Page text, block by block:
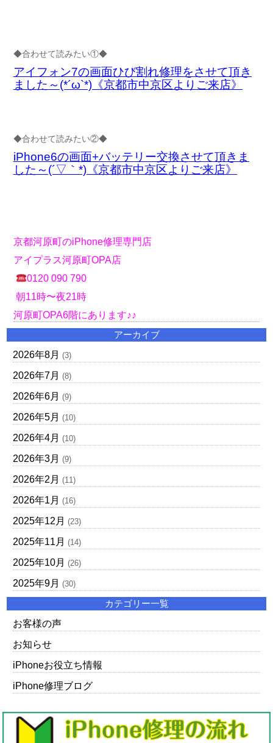
◆合わせて読みたい①◆
アイフォン7の画面ひび割れ修理をさせて頂き
ました～(*´ω`*)《京都市中京区よりご来店》
◆合わせて読みたい②◆
iPhone6の画面+バッテリー交換させて頂きま
した～(´▽｀*)《京都市中京区よりご来店》
京都河原町のiPhone修理専門店
アイプラス河原町OPA店
0120 090 790
朝11時〜夜21時
河原町OPA6階にあります♪♪
アーカイブ
2026年8月 (3)
2026年7月 (8)
2026年6月 (9)
2026年5月 (10)
2026年4月 (10)
2026年3月 (9)
2026年2月 (11)
2026年1月 (16)
2025年12月 (23)
2025年11月 (14)
2025年10月 (26)
2025年9月 (30)
カテゴリー一覧
お客様の声
お知らせ
iPhoneお役立ち情報
iPhone修理ブログ